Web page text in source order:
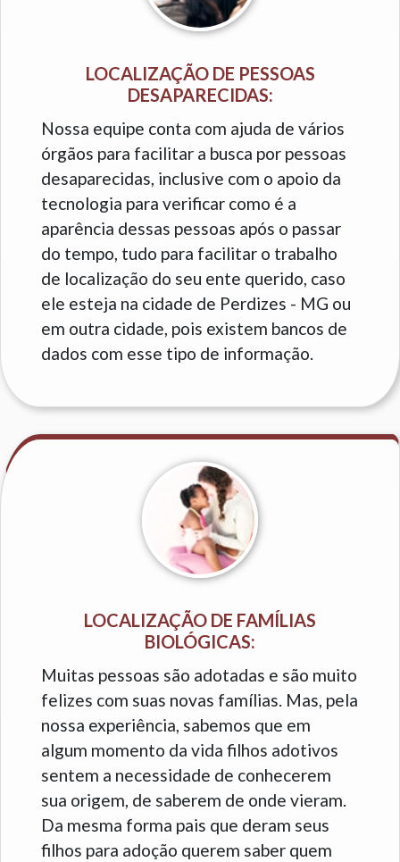
LOCALIZAÇÃO DE PESSOAS
DESAPARECIDAS:
Nossa equipe conta com ajuda de vários
órgãos para facilitar a busca por pessoas
desaparecidas, inclusive com o apoio da
tecnologia para verificar como é a
aparência dessas pessoas após o passar
do tempo, tudo para facilitar o trabalho
de localização do seu ente querido, caso
ele esteja na cidade de Perdizes - MG ou
em outra cidade, pois existem bancos de
dados com esse tipo de informação.
LOCALIZAÇÃO DE FAMÍLIAS
BIOLÓGICAS:
Muitas pessoas são adotadas e são muito
felizes com suas novas famílias. Mas, pela
nossa experiência, sabemos que em
algum momento da vida filhos adotivos
sentem a necessidade de conhecerem
sua origem, de saberem de onde vieram.
Da mesma forma pais que deram seus
filhos para adoção querem saber quem